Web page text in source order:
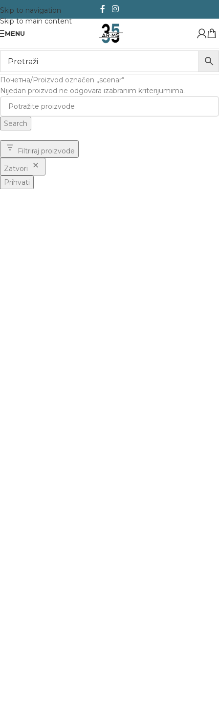
Skip to navigation
Skip to main content
MENU
Filtriraj proizvode
Zatvori
Prihvati
Почетна Proizvod označen „scenar“
Nijedan proizvod ne odgovara izabranim kriterijumima.
Search